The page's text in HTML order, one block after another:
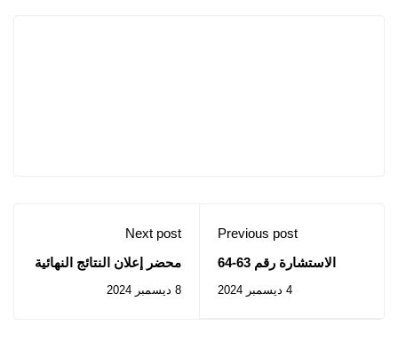
Previous post
الاستشارة رقم 63-64
4 ديسمبر 2024
Next post
محضر إعلان النتائج النهائية
سيدي بلعباس
8 ديسمبر 2024